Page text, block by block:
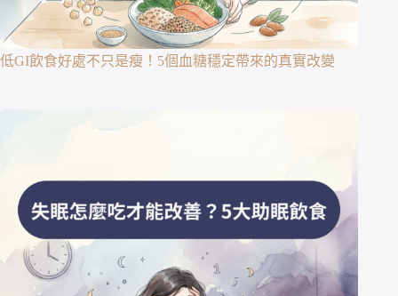
低GI飲食好處不只是瘦！5個血糖穩定帶來的真實改變